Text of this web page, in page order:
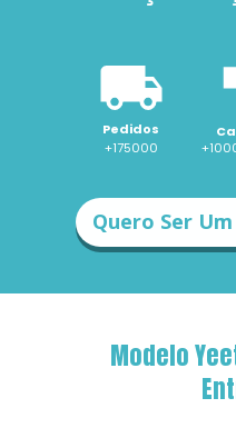
Pedidos
+175000
Quero Ser
Modelo